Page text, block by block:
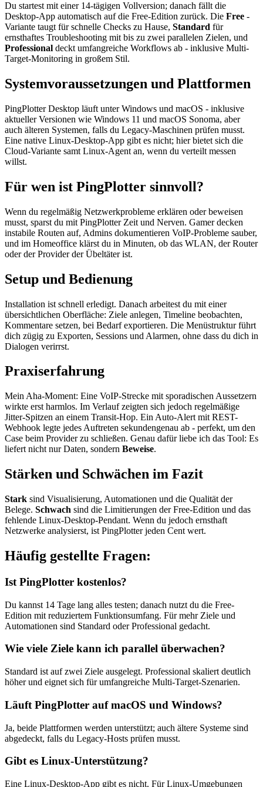
Du startest mit einer 14-tägigen Vollversion; danach fällt die
Desktop-App automatisch auf die Free-Edition zurück. Die Free -
Variante taugt für schnelle Checks zu Hause, Standard für
ernsthaftes Troubleshooting mit bis zu zwei parallelen Zielen, und
Professional deckt umfangreiche Workflows ab - inklusive Multi-
Target-Monitoring in großem Stil.
Systemvoraussetzungen und Plattformen
PingPlotter Desktop läuft unter Windows und macOS - inklusive
aktueller Versionen wie Windows 11 und macOS Sonoma, aber
auch älteren Systemen, falls du Legacy-Maschinen prüfen musst.
Eine native Linux-Desktop-App gibt es nicht; hier bietet sich die
Cloud-Variante samt Linux-Agent an, wenn du verteilt messen
willst.
Für wen ist PingPlotter sinnvoll?
Wenn du regelmäßig Netzwerkprobleme erklären oder beweisen
musst, sparst du mit PingPlotter Zeit und Nerven. Gamer decken
instabile Routen auf, Admins dokumentieren VoIP-Probleme sauber,
und im Homeoffice klärst du in Minuten, ob das WLAN, der Router
oder der Provider der Übeltäter ist.
Setup und Bedienung
Installation ist schnell erledigt. Danach arbeitest du mit einer
übersichtlichen Oberfläche: Ziele anlegen, Timeline beobachten,
Kommentare setzen, bei Bedarf exportieren. Die Menüstruktur führt
dich zügig zu Exporten, Sessions und Alarmen, ohne dass du dich in
Dialogen verirrst.
Praxiserfahrung
Mein Aha-Moment: Eine VoIP-Strecke mit sporadischen Aussetzern
wirkte erst harmlos. Im Verlauf zeigten sich jedoch regelmäßige
Jitter-Spitzen an einem Transit-Hop. Ein Auto-Alert mit REST-
Webhook legte jedes Auftreten sekundengenau ab - perfekt, um den
Case beim Provider zu schließen. Genau dafür liebe ich das Tool: Es
liefert nicht nur Daten, sondern Beweise.
Stärken und Schwächen im Fazit
Stark sind Visualisierung, Automationen und die Qualität der
Belege. Schwach sind die Limitierungen der Free-Edition und das
fehlende Linux-Desktop-Pendant. Wenn du jedoch ernsthaft
Netzwerke analysierst, ist PingPlotter jeden Cent wert.
Häufig gestellte Fragen:
Ist PingPlotter kostenlos?
Du kannst 14 Tage lang alles testen; danach nutzt du die Free-
Edition mit reduziertem Funktionsumfang. Für mehr Ziele und
Automationen sind Standard oder Professional gedacht.
Wie viele Ziele kann ich parallel überwachen?
Standard ist auf zwei Ziele ausgelegt. Professional skaliert deutlich
höher und eignet sich für umfangreiche Multi-Target-Szenarien.
Läuft PingPlotter auf macOS und Windows?
Ja, beide Plattformen werden unterstützt; auch ältere Systeme sind
abgedeckt, falls du Legacy-Hosts prüfen musst.
Gibt es Linux-Unterstützung?
Eine Linux-Desktop-App gibt es nicht. Für Linux-Umgebungen